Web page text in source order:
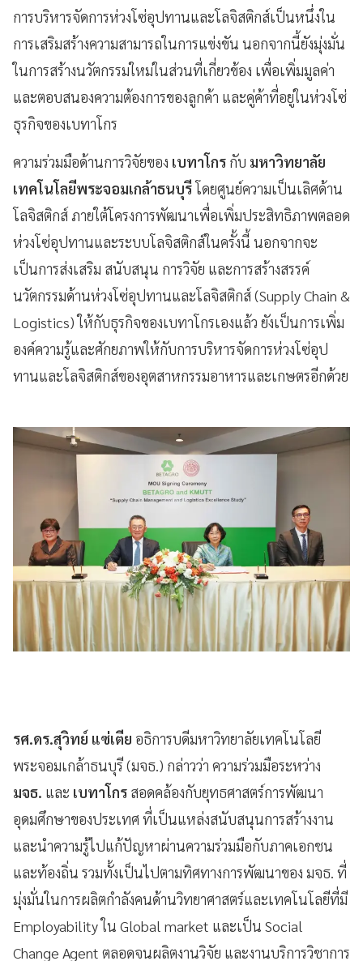
การบริหารจัดการห่วงโซ่อุปทานและโลจิสติกส์เป็นหนึ่งใน
การเสริมสร้างความสามารถในการแข่งขัน นอกจากนี้ยังมุ่งมั่น
ในการสร้างนวัตกรรมใหม่ในส่วนที่เกี่ยวข้อง เพื่อเพิ่มมูลค่า
และตอบสนองความต้องการของลูกค้า และคู่ค้าที่อยู่ในห่วงโซ่
ธุรกิจของเบทาโกร
ความร่วมมือด้านการวิจัยของ เบทาโกร กับ มหาวิทยาลัย
เทคโนโลยีพระจอมเกล้าธนบุรีโดยศูนย์ความเป็นเลิศด้าน
โลจิสติกส์ ภายใต้โครงการพัฒนาเพื่อเพิ่มประสิทธิภาพตลอด
ห่วงโซ่อุปทานและระบบโลจิสติกส์ในครั้งนี้ นอกจากจะ
เป็นการส่งเสริม สนับสนุน การวิจัย และการสร้างสรรค์
นวัตกรรมด้านห่วงโซ่อุปทานและโลจิสติกส์ (Supply Chain &
Logistics) ให้กับธุรกิจของเบทาโกรเองแล้ว ยังเป็นการเพิ่ม
องค์ความรู้และศักยภาพให้กับการบริหารจัดการห่วงโซ่อุป
ทานและโลจิสติกส์ของอุตสาหกรรมอาหารและเกษตรอีกด้วย
รศ.ดร.สุวิทย์ แซ่เตีย อธิการบดีมหาวิทยาลัยเทคโนโลยี
พระจอมเกล้าธนบุรี (มจธ.) กล่าวว่า ความร่วมมือระหว่าง
มจธ. และ เบทาโกร สอดคล้องกับยุทธศาสตร์การพัฒนา
อุดมศึกษาของประเทศ ที่เป็นแหล่งสนับสนุนการสร้างงาน
และนำความรู้ไปแก้ปัญหาผ่านความร่วมมือกับภาคเอกชน
และท้องถิ่น รวมทั้งเป็นไปตามทิศทางการพัฒนาของ มจธ. ที่
มุ่งมั่นในการผลิตกำลังคนด้านวิทยาศาสตร์และเทคโนโลยีที่มี
Employability ใน Global market และเป็น Social
Change Agent ตลอดจนผลิตงานวิจัย และงานบริการวิชาการ